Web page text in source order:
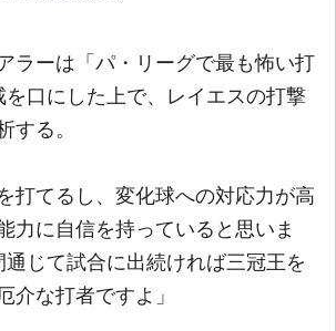
ラーは「パ・リーグで最も怖い打
口にした上で、レイエスの打撃
する。
打てるし、変化球への対応力が高
力に自信を持っていると思いま
じて試合に出続ければ三冠王を
介な打者ですよ」